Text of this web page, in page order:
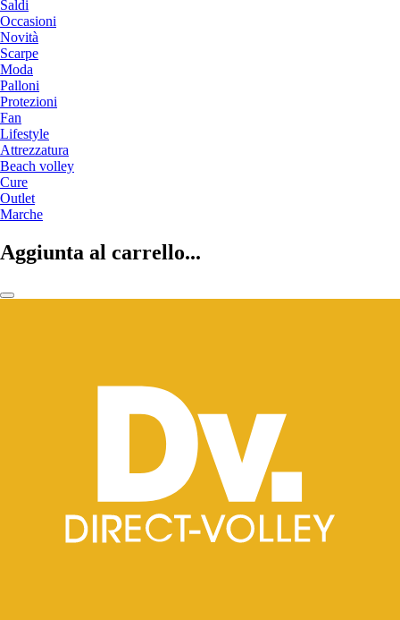
Saldi
Occasioni
Novità
Scarpe
Moda
Palloni
Protezioni
Fan
Lifestyle
Attrezzatura
Beach volley
Cure
Outlet
Marche
Aggiunta al carrello...